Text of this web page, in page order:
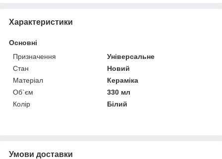
Характеристики
Основні
Призначення
Універсальне
Стан
Новий
Матеріал
Кераміка
Об`єм
330 мл
Колір
Білий
Умови доставки